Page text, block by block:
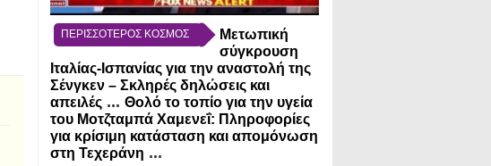
ΠΕΡΙΣΣΟΤΕΡΟΣ ΚΟΣΜΟΣ
Μετωπική
σύγκρουση
Ιταλίας-Ισπανίας για την αναστολή της
Σένγκεν – Σκληρές δηλώσεις και
απειλές ... Θολό το τοπίο για την υγεία
του Μοτζταμπά Χαμενεΐ: Πληροφορίες
για κρίσιμη κατάσταση και απομόνωση
στη Τεχεράνη ...